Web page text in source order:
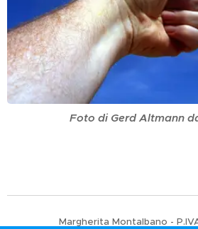
Foto di Gerd Altmann
Margherita Montalbano -